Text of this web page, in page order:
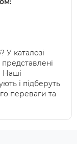
У каталозі
представлені
Наші
і підберуть
переваги та